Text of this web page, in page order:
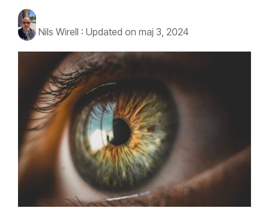
Nils Wirell : Updated on maj 3, 2024